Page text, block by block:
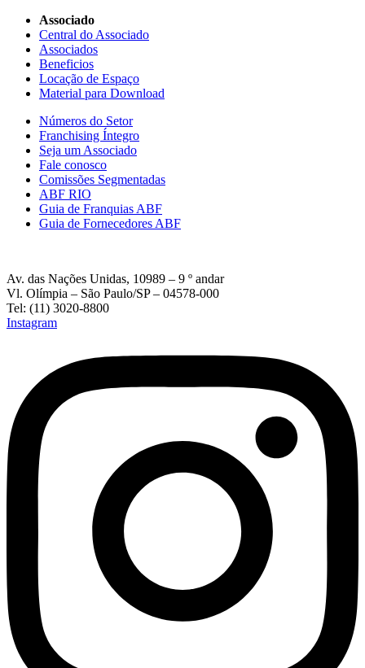
Associado
Central do Associado
Associados
Beneficios
Locação de Espaço
Material para Download
Números do Setor
Franchising Íntegro
Seja um Associado
Fale conosco
Comissões Segmentadas
ABF RIO
Guia de Franquias ABF
Guia de Fornecedores ABF
Av. das Nações Unidas, 10989 – 9 º andar
Vl. Olímpia – São Paulo/SP – 04578-000
Tel: (11) 3020-8800
Instagram